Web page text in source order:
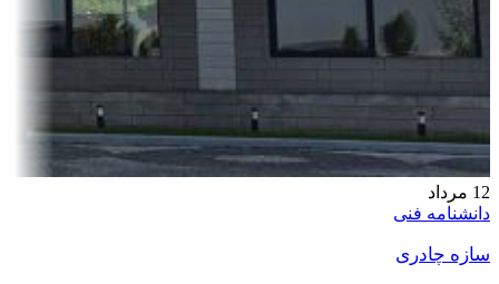
12 مرداد
دانشنامه فنی
سازه چادری